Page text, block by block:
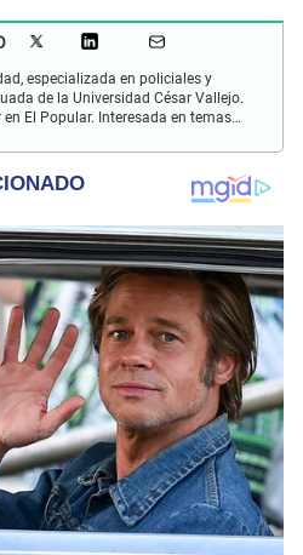
especializada en policiales y
de la Universidad César Vallejo.
en El Popular. Interesada en temas
y doblajes.